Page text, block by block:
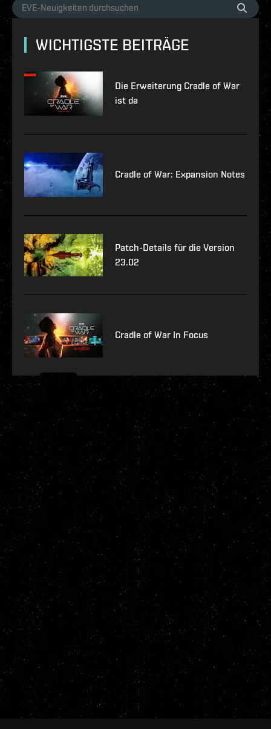
WICHTIGSTE BEITRÄGE
Die Erweiterung Cradle of War
ist da
Cradle of War: Expansion Notes
Patch-Details für die Version
23.02
Cradle of War In Focus